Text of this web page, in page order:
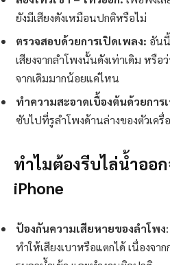
ยังมีเสียงดังเหมือนปกติหรือไม่
ตรวจสอบด้วยการเปิดเพลง: อัน
เสียงจากลำโพงนั้นดังเท่าเดิม หรือ
จากเดิมมากน้อยแค่ไหน
ทำความสะอาดเบื้องต้นด้วยการ
ซับไปที่รูลำโพงด้านล่างของตัวเครื่
ทำไมต้องรีบไล่น้ำออ
iPhone
ป้องกันความเสียหายของลำโพง
ทำให้เสียงเบาหรือแตกได้ เนื่องจ